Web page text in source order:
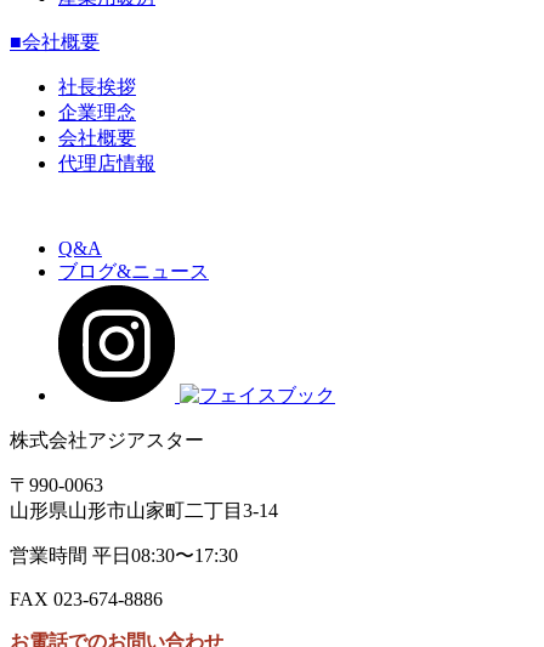
■会社概要
社長挨拶
企業理念
会社概要
代理店情報
Q&A
ブログ&ニュース
株式会社アジアスター
〒990-0063
山形県山形市山家町二丁目3-14
営業時間 平日08:30〜17:30
FAX 023-674-8886
お電話でのお問い合わせ